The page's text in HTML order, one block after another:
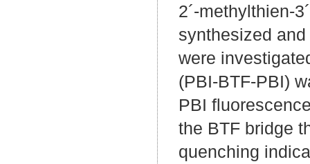
2´-methylthien-
synthesized
were
(PBI-BTF-PBI)
PBI
the BTF bridge
quenching